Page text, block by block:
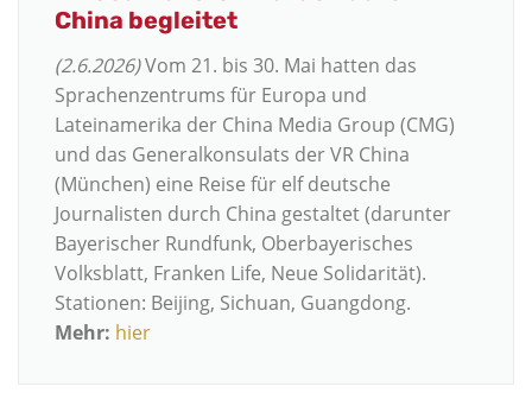
China begleitet
(2.6.2026)Vom 21. bis 30. Mai hatten das
Sprachenzentrums für Europa und
Lateinamerika der China Media Group (CMG)
und das Generalkonsulats der VR China
(München) eine Reise für elf deutsche
Journalisten durch China gestaltet (darunter
Bayerischer Rundfunk, Oberbayerisches
Volksblatt, Franken Life, Neue Solidarität).
Stationen: Beijing, Sichuan, Guangdong.
Mehr: hier